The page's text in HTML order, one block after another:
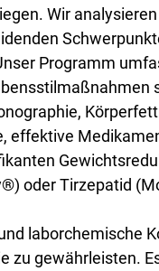
Wir
Programm
effektive
oder Tirzepatid
laborchemische
zu gewährleisten.